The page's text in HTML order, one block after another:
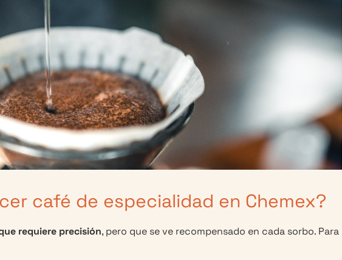
café de especialidad en Chemex?
requiere precisión, pero que se ve recompensado en cada sorbo. Para